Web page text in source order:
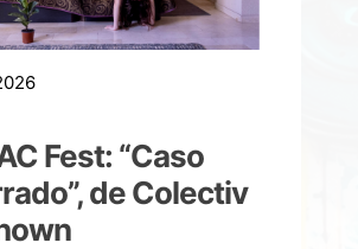
Fest: “Caso
de Colectiv